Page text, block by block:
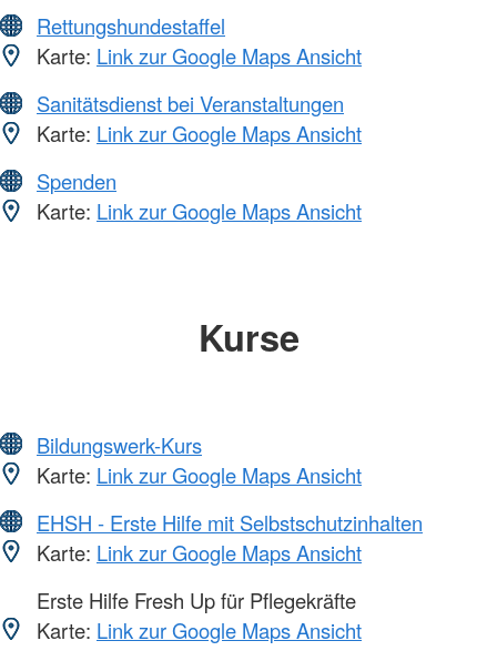
Rettungshundestaffel
Karte: Link zur Google Maps Ansicht
Sanitätsdienst bei Veranstaltungen
Karte: Link zur Google Maps Ansicht
Spenden
Karte: Link zur Google Maps Ansicht
Kurse
Bildungswerk-Kurs
Karte: Link zur Google Maps Ansicht
EHSH - Erste Hilfe mit Selbstschutzinhalten
Karte: Link zur Google Maps Ansicht
Erste Hilfe Fresh Up für Pflegekräfte
Karte: Link zur Google Maps Ansicht